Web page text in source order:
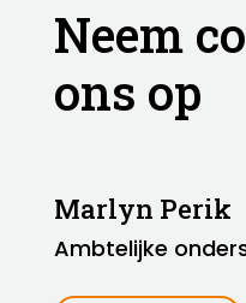
Neem
ons op
Marlyn Perik
Ambtelijke